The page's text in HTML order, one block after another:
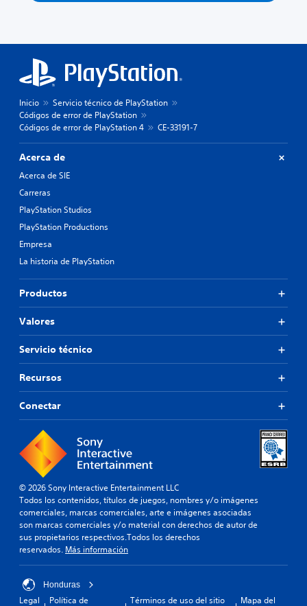
Inicio
Servicio técnico de PlayStation
Códigos de error de PlayStation
Códigos de error de PlayStation 4
CE-33191-7
Acerca de
Acerca de SIE
Carreras
PlayStation Studios
PlayStation Productions
Empresa
La historia de PlayStation
Productos
Valores
Servicio técnico
Recursos
Conectar
© 2026 Sony Interactive Entertainment LLC
Todos los contenidos, títulos de juegos, nombres y/o imágenes
comerciales, marcas comerciales, arte e imágenes asociadas
son marcas comerciales y/o material con derechos de autor de
sus propietarios respectivos.Todos los derechos
reservados. Más información
Honduras
Legal Política de Términos de uso del sitio Mapa del